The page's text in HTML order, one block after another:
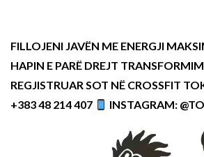
FILLOJENI JAVËN ME ENERGJI
HAPIN E PARË DREJT
REGJISTRUAR SOT NË CROSSFIT
+383 48 214 407
INSTAGRAM: